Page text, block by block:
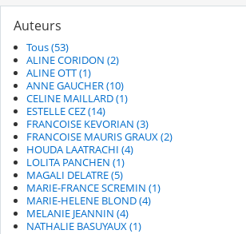
Auteurs
Tous (53)
ALINE CORIDON (2)
ALINE OTT (1)
ANNE GAUCHER (10)
CELINE MAILLARD (1)
ESTELLE CEZ (14)
FRANCOISE KEVORIAN (3)
FRANCOISE MAURIS GRAUX (2)
HOUDA LAATRACHI (4)
LOLITA PANCHEN (1)
MAGALI DELATRE (5)
MARIE-FRANCE SCREMIN (1)
MARIE-HELENE BLOND (4)
MELANIE JEANNIN (4)
NATHALIE BASUYAUX (1)